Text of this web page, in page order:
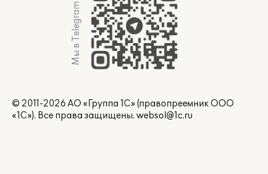
Мы в Telegram
© 2011-2026 АО «Группа 1С» (правопреемник ООО
«1С»). Все права защищены. websol@1c.ru